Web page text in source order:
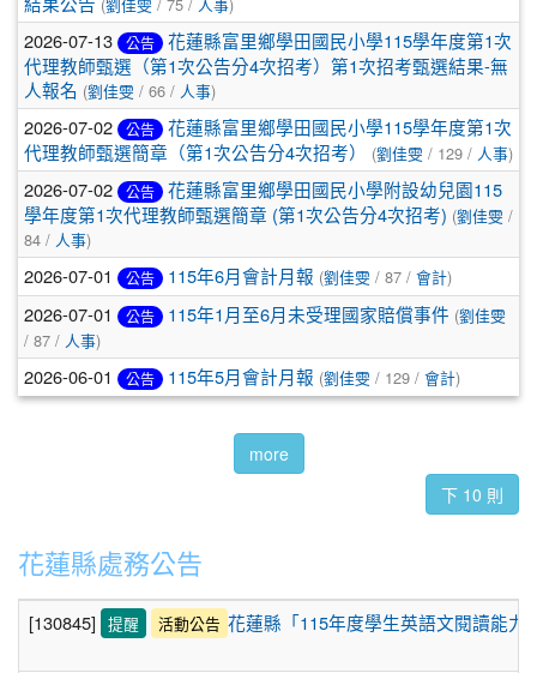
(劉佳雯 / 75 / 人事)
2026-07-13 公告
花蓮縣富里鄉學田國民小學115學年度第1次
代理教師甄選（第1次公告分4次招考）第1次招考甄選結果-無
人報名 (劉佳雯 / 66 / 人事)
2026-07-02 公告
花蓮縣富里鄉學田國民小學115學年度第1次
代理教師甄選簡章（第1次公告分4次招考）
(劉佳雯 / 129 / 人事)
2026-07-02 公告
花蓮縣富里鄉學田國民小學附設幼兒園115
學年度第1次代理教師甄選簡章 (第1次公告分4次招考) (劉佳雯 /
84 / 人事)
2026-07-01 公告 115年6月會計月報 (劉佳雯 / 87 / 會計)
2026-07-01 公告 115年1月至6月未受理國家賠償事件 (劉佳雯
/ 87 / 人事)
2026-06-01 公告 115年5月會計月報 (劉佳雯 / 129 / 會計)
more
下 10 則
花蓮縣處務公告
[130845] 提醒 活動公告 花蓮縣「115年度學生英語文閱讀能